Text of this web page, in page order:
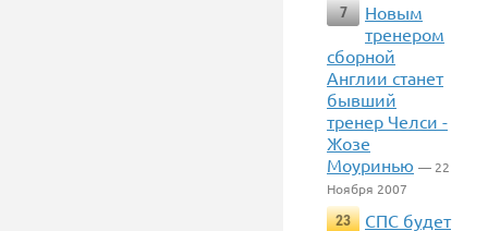
7
Новым
тренером
сборной
Англии станет
бывший
тренер Челси -
Жозе
Моуринью — 22
Ноября 2007
23
СПС будет